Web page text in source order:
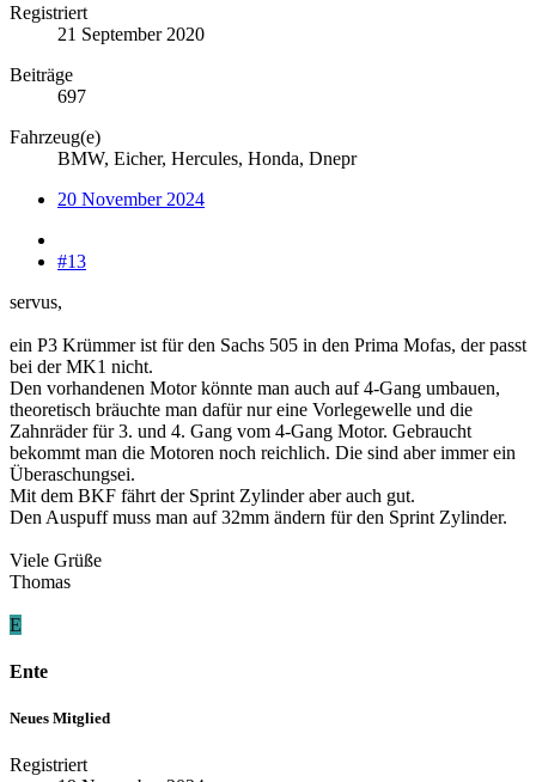
Registriert
21 September 2020
Beiträge
697
Fahrzeug(e)
BMW, Eicher, Hercules, Honda, Dnepr
20 November 2024
#13
servus,
ein P3 Krümmer ist für den Sachs 505 in den Prima Mofas, der passt
bei der MK1 nicht.
Den vorhandenen Motor könnte man auch auf 4-Gang umbauen,
theoretisch bräuchte man dafür nur eine Vorlegewelle und die
Zahnräder für 3. und 4. Gang vom 4-Gang Motor. Gebraucht
bekommt man die Motoren noch reichlich. Die sind aber immer ein
Überaschungsei.
Mit dem BKF fährt der Sprint Zylinder aber auch gut.
Den Auspuff muss man auf 32mm ändern für den Sprint Zylinder.
Viele Grüße
Thomas
E
Ente
Neues Mitglied
Registriert